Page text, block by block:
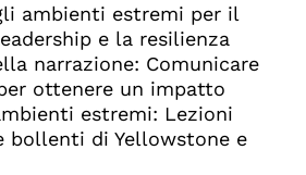
ambienti estremi per il
e la resilienza
narrazione: Comunicare
ottenere un impatto
estremi: Lezioni
bollenti di Yellowstone e